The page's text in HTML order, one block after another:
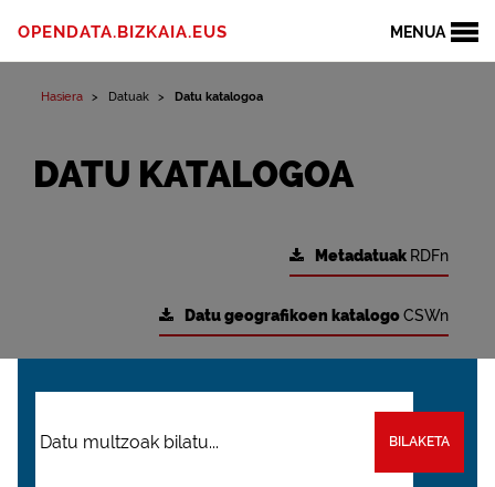
MENUA
OPENDATA.BIZKAIA.EUS
Hasiera Datuak Datu katalogoa
DATU KATALOGOA
Metadatuak RDFn
Datu geografikoen katalogoCSWn
BILAKETA